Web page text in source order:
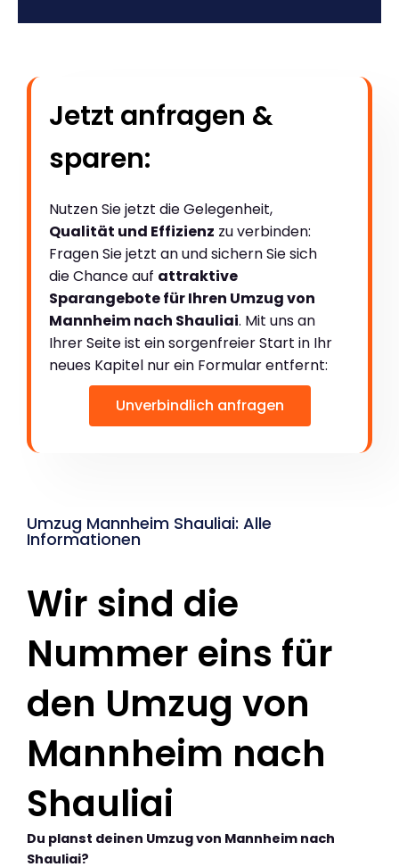
Jetzt anfragen &
sparen:
Nutzen Sie jetzt die Gelegenheit,
Qualität und Effizienz zu verbinden:
Fragen Sie jetzt an und sichern Sie sich
die Chance auf attraktive
Sparangebote für Ihren Umzug von
Mannheim nach Shauliai. Mit uns an
Ihrer Seite ist ein sorgenfreier Start in Ihr
neues Kapitel nur ein Formular entfernt:
Unverbindlich anfragen
Umzug Mannheim Shauliai: Alle
Informationen
Wir sind die
Nummer eins für
den Umzug von
Mannheim nach
Shauliai
Du planst deinen Umzug von Mannheim nach
Shauliai?